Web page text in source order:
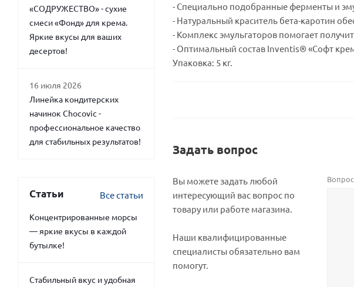
- Специально подобранные ферменты и
- Натуральный краситель бета-каротин
- Комплекс эмульгаторов помогает
- Оптимальный состав Inventis® «Софт
Упаковка: 5 кг.
Задать вопрос
Вы можете задать любой
интересующий вас вопрос по
товару или работе магазина.
Наши квалифицированные
специалисты обязательно вам
помогут.
Вопрос
«СОДРУЖЕСТВО» - сухие
смеси «Фонд» для крема.
Яркие вкусы для ваших
десертов!
16 июля 2026
Линейка кондитерских
начинок Chocovic -
профессиональное качество
для стабильных результатов!
Статьи Все статьи
Концентрированные морсы
— яркие вкусы в каждой
бутылке!
Стабильный вкус и удобная